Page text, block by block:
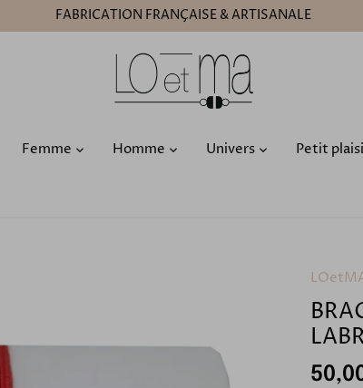
FABRICATION FRANÇAISE & ARTISANALE
Femme Homme Univers Petit